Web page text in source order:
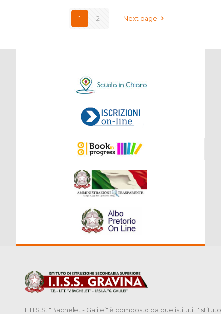
1 2 Next page
L'I.I.S.S. "Bachelet - Galilei" è composto da due istituti: l'Istituto